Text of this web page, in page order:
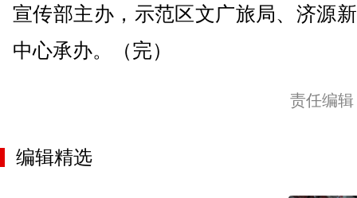
宣传部主办，示范区文广旅局、济源
中心承办。（完）
责任编
编辑精选